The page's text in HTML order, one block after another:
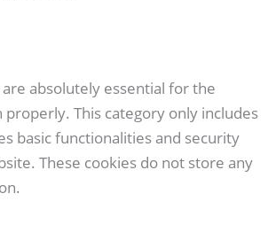
absolutely essential for the
This category only includes
basic functionalities and security
These cookies do not store any